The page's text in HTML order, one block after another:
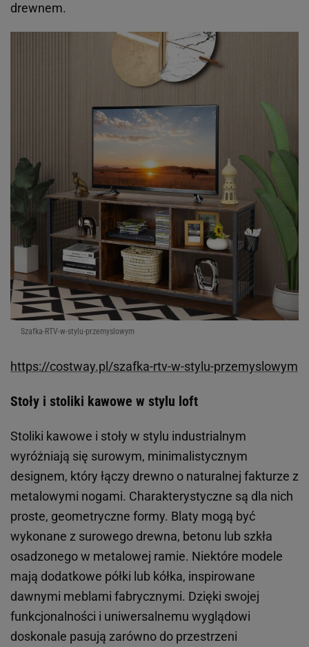
drewnem.
Szafka-RTV-w-stylu-przemyslowym
https://costway.pl/szafka-rtv-w-stylu-przemyslowym
Stoły i stoliki kawowe w stylu loft
Stoliki kawowe i stoły w stylu industrialnym
wyróżniają się surowym, minimalistycznym
designem, który łączy drewno o naturalnej fakturze z
metalowymi nogami. Charakterystyczne są dla nich
proste, geometryczne formy. Blaty mogą być
wykonane z surowego drewna, betonu lub szkła
osadzonego w metalowej ramie. Niektóre modele
mają dodatkowe półki lub kółka, inspirowane
dawnymi meblami fabrycznymi. Dzięki swojej
funkcjonalności i uniwersalnemu wyglądowi
doskonale pasują zarówno do przestrzeni